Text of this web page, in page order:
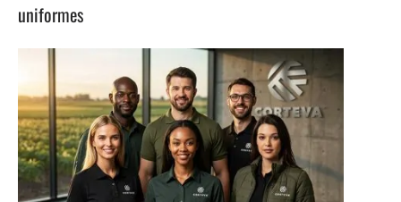
uniformes